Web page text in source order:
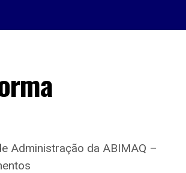
Administração da ABIMAQ –